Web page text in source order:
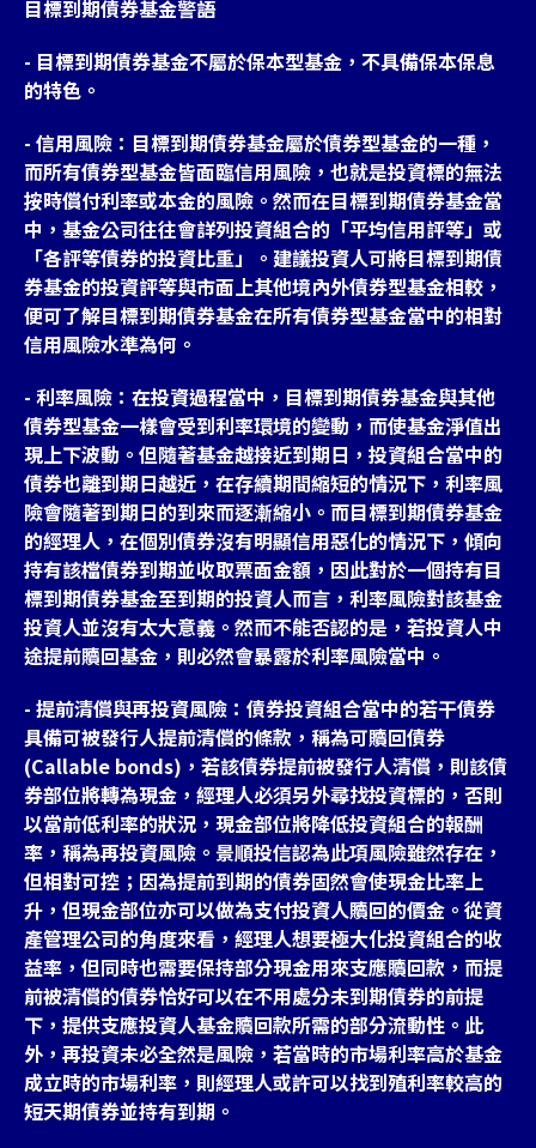
目標到期債券基金警語
- 目標到期債券基金不屬於保本型基金，不具備保本保息
的特色。
- 信用風險：目標到期債券基金屬於債券型基金的一種，
而所有債券型基金皆面臨信用風險，也就是投資標的無法
按時償付利率或本金的風險。然而在目標到期債券基金當
中，基金公司往往會詳列投資組合的「平均信用評等」或
「各評等債券的投資比重」。建議投資人可將目標到期債
券基金的投資評等與市面上其他境內外債券型基金相較，
便可了解目標到期債券基金在所有債券型基金當中的相對
信用風險水準為何。
- 利率風險：在投資過程當中，目標到期債券基金與其他
債券型基金一樣會受到利率環境的變動，而使基金淨值出
現上下波動。但隨著基金越接近到期日，投資組合當中的
債券也離到期日越近，在存續期間縮短的情況下，利率風
險會隨著到期日的到來而逐漸縮小。而目標到期債券基金
的經理人，在個別債券沒有明顯信用惡化的情況下，傾向
持有該檔債券到期並收取票面金額，因此對於一個持有目
標到期債券基金至到期的投資人而言，利率風險對該基金
投資人並沒有太大意義。然而不能否認的是，若投資人中
途提前贖回基金，則必然會暴露於利率風險當中。
- 提前清償與再投資風險：債券投資組合當中的若干債券
具備可被發行人提前清償的條款，稱為可贖回債券
(Callable bonds)，若該債券提前被發行人清償，則該債
券部位將轉為現金，經理人必須另外尋找投資標的，否則
以當前低利率的狀況，現金部位將降低投資組合的報酬
率，稱為再投資風險。景順投信認為此項風險雖然存在，
但相對可控；因為提前到期的債券固然會使現金比率上
升，但現金部位亦可以做為支付投資人贖回的價金。從資
產管理公司的角度來看，經理人想要極大化投資組合的收
益率，但同時也需要保持部分現金用來支應贖回款，而提
前被清償的債券恰好可以在不用處分未到期債券的前提
下，提供支應投資人基金贖回款所需的部分流動性。此
外，再投資未必全然是風險，若當時的市場利率高於基金
成立時的市場利率，則經理人或許可以找到殖利率較高的
短天期債券並持有到期。